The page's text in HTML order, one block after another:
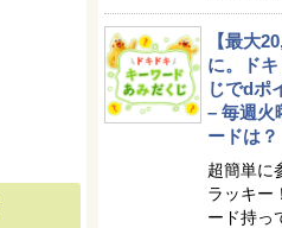
【最大
に。ド
じでdポ
– 毎週火
ードは？
超簡単に
ラッキー
ード持っ